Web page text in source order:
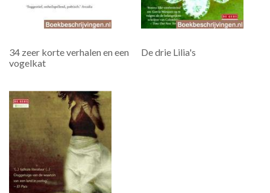
34 zeer korte verhalen en een
vogelkat
De drie Lilia's